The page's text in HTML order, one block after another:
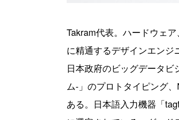
Takram代表。ハードウェ
に精通するデザインエンジ
日本政府のビッグデータ
ム-」のプロトタイピング
ある。日本語入力機器「